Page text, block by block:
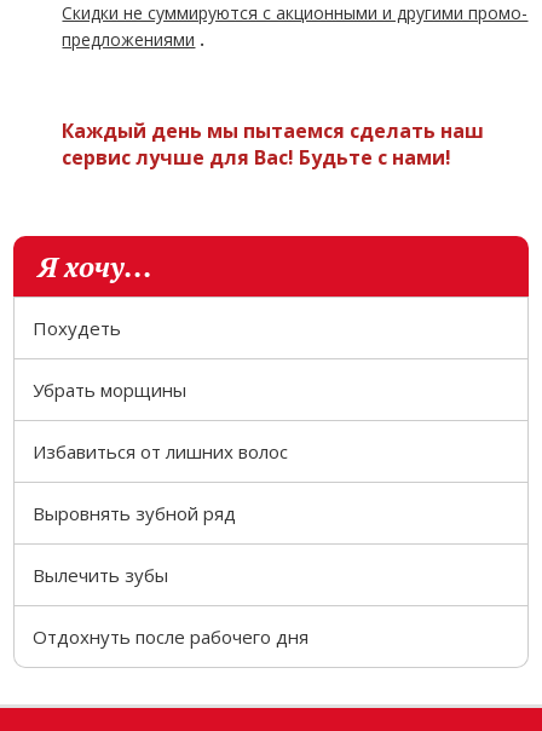
Скидки не суммируются с акционными и другими промо-
предложениями .
Каждый день мы пытаемся сделать наш
сервис лучше для Вас! Будьте с нами!
Я хочу...
Похудеть
Убрать морщины
Избавиться от лишних волос
Выровнять зубной ряд
Вылечить зубы
Отдохнуть после рабочего дня